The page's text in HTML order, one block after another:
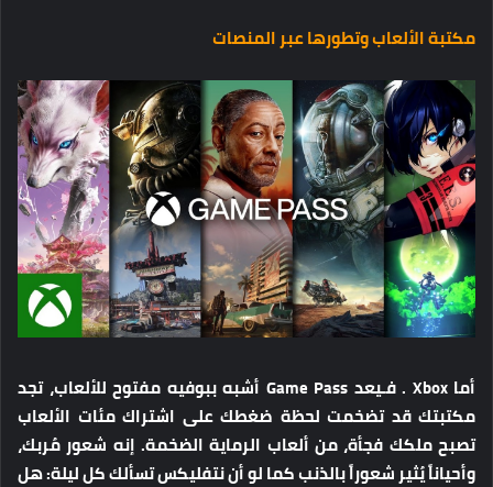
مكتبة الألعاب وتطورها عبر المنصات
أما Xbox . فـيعد Game Pass أشبه ببوفيه مفتوح للألعاب، تجد
مكتبتك قد تضخمت لحظة ضغطك على اشتراك مئات الألعاب
تصبح ملكك فجأة، من ألعاب الرماية الضخمة. إنه شعور مُربك،
وأحياناً يُثير شعوراً بالذنب كما لو أن نتفليكس تسألك كل ليلة: هل